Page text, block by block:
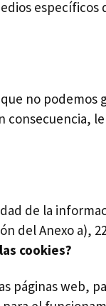
específicos
no podemos
consecuencia,
de la
del Anexo a),
cookies?
páginas web,